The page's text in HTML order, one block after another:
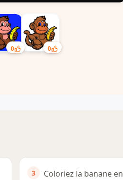
0 0
Coloriez la banane en